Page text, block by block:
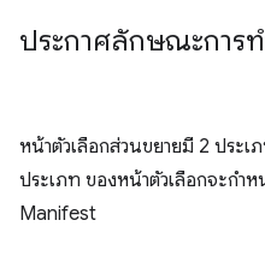
ประกาศลักษณะการ
หน้าตัวเลือกส่วนขยายมี 2 ประเ
ประเภท ของหน้าตัวเลือกจะกำ
Manifest